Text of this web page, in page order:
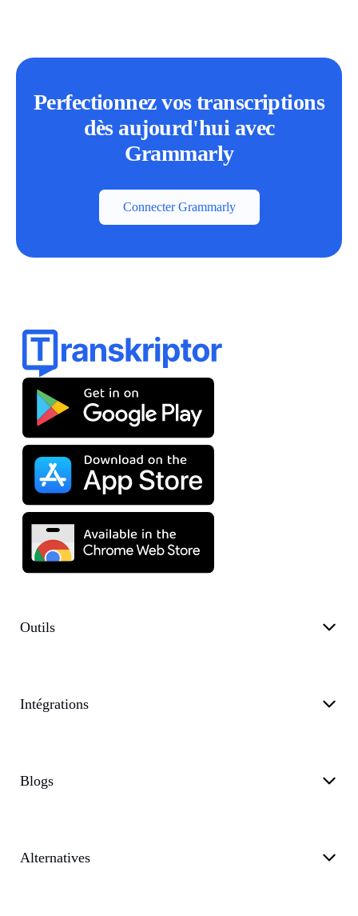
Perfectionnez vos transcriptions
dès aujourd'hui avec
Grammarly
Connecter Grammarly
Outils
Intégrations
Blogs
Alternatives